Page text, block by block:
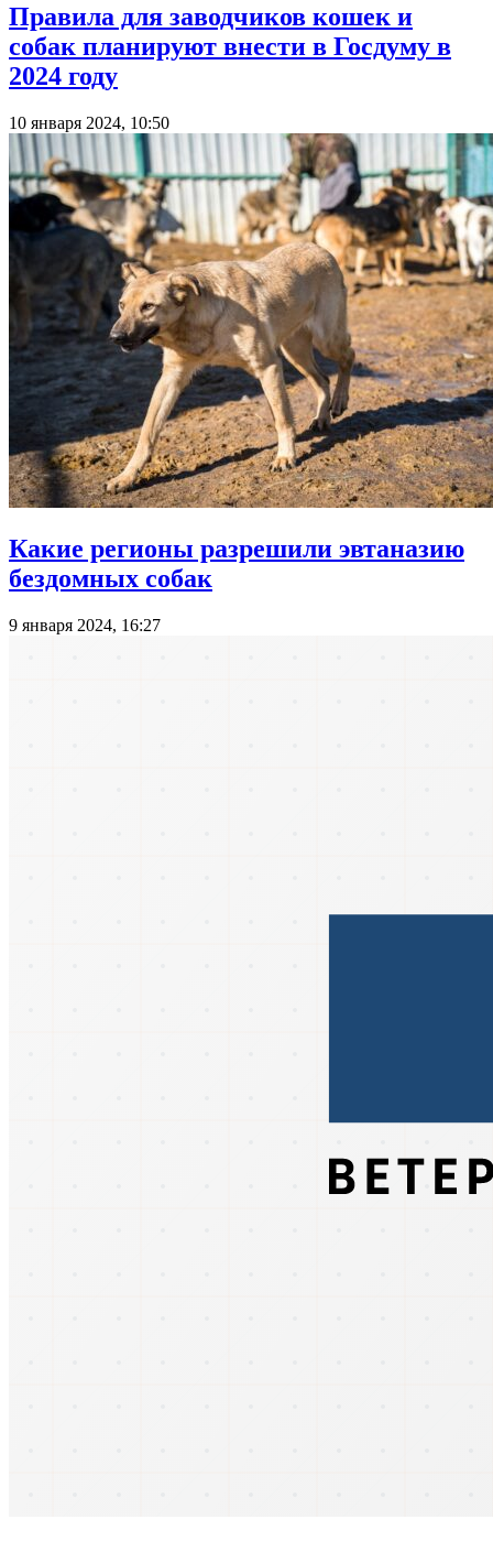
Правила для заводчиков кошек и
собак планируют внести в Госдуму в
2024 году
10 января 2024, 10:50
Какие регионы разрешили эвтаназию
бездомных собак
9 января 2024, 16:27